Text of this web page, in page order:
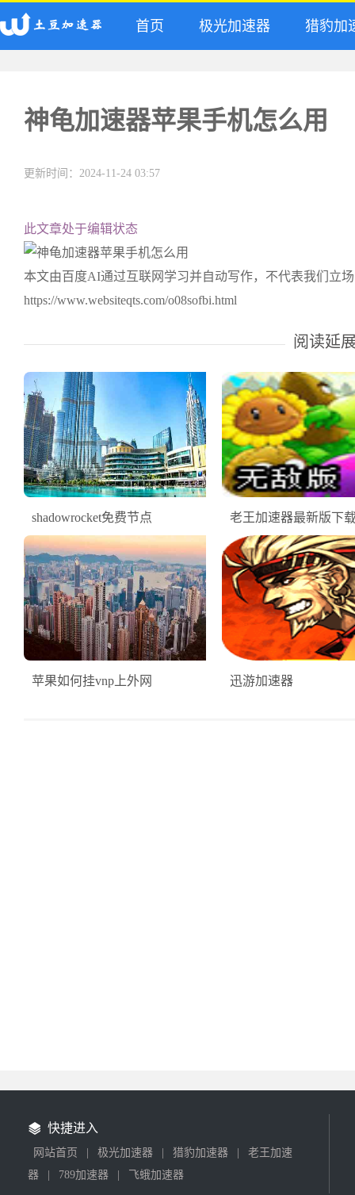
首页 极光加速器 猎豹加
神龟加速器苹果手机怎么用
更新时间：2024-11-24 03:57
此文章处于编辑状态
本文由百度AI通过互联网学习并自动写作，不代表我们立
https://www.websiteqts.com/o08sofbi.html
阅读延
shadowrocket免费节点 老王加速器最新版下
苹果如何挂vnp上外网 迅游加速器
快捷进入
网站首页 极光加速器 猎豹加速器
老王加速
器
789加速器 飞蛾加速器